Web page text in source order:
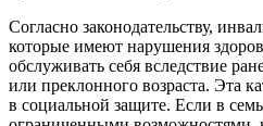
Согласно законодательству,
которые имеют нарушения
обслуживать себя вследствие
или преклонного возраста. Эта
в социальной защите. Если в